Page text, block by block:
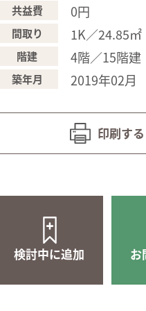
共益費 0円
間取り 1K／24.85㎡
階建 4階／15階建
築年月 2019年02月
印刷する
検討中に追加 お